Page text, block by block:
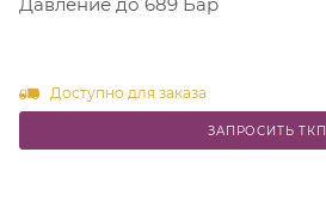
Давление до 689 Бар
Доступно для заказа
ЗАПРОСИТЬ ТКП